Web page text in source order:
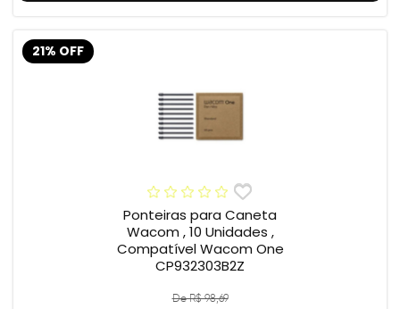
21% OFF
Ponteiras para Caneta
Wacom , 10 Unidades ,
Compatível Wacom One
CP932303B2Z
De R$ 98,69